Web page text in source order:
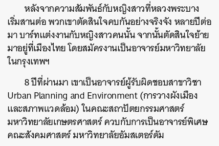
หลังจากความสัมพันธ์กับหญิงสาวที่หลวงพระบาง
เริ่มสานต่อ พวกเขาตัดสินใจคบกันอย่างจริงจัง หลายปีต่อ
มา บาร์ทแต่งงานกับหญิงสาวคนนั้น จากนั้นตัดสินใจย้าย
มาอยู่ที่เมืองไทย โดยสมัครงานเป็นอาจารย์มหาวิทยาลัย
ในกรุงเทพฯ
8 ปีที่ผ่านมา เขาเป็นอาจารย์ผู้รับผิดชอบสาขาวิชา
Urban Planning and Environment (การวางผังเมือง
และสภาพแวดล้อม) ในคณะสถาปัตยกรรมศาสตร์
มหาวิทยาลัยเกษตรศาสตร์ ควบกับการเป็นอาจารย์พิเศษ
คณะสังคมศาสตร์ มหาวิทยาลัยอัมสเตอร์ดัม